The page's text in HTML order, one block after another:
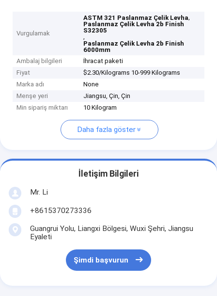
Vurgulamak
ASTM 321 Paslanmaz Çelik Levha,
Paslanmaz Çelik Levha 2b Finish
S32305
,
Paslanmaz Çelik Levha 2b Finish
6000mm
Ambalaj bilgileri
İhracat paketi
Fiyat
$2.30/Kilograms 10-999 Kilograms
Marka adı
None
Menşe yeri
Jiangsu, Çin, Çin
Min sipariş miktarı
10 Kilogram
Daha fazla göster
İletişim Bilgileri
Mr. Li
+8615370273336
Guangrui Yolu, Liangxi Bölgesi, Wuxi Şehri, Jiangsu
Eyaleti
Şimdi başvurun